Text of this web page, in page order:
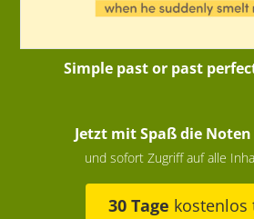
Simple past or past
Jetzt mit Spaß die
und sofort Zugriff auf alle
30 Tage kostenlos